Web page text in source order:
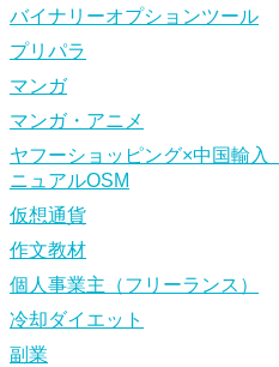
バイナリーオプションツール
プリパラ
マンガ
マンガ・アニメ
ヤフーショッピング×中国輸
ニュアルOSM
仮想通貨
作文教材
個人事業主（フリーランス）
冷却ダイエット
副業